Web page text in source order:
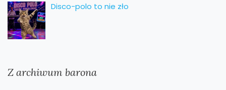
Disco-polo to nie zło
Z archiwum barona